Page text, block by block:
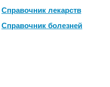
Справочник лекарств
Справочник болезней